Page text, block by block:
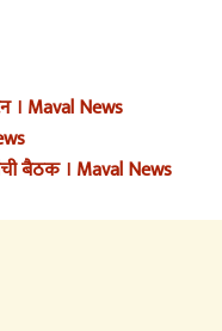
। Maval News
बैठक । Maval News